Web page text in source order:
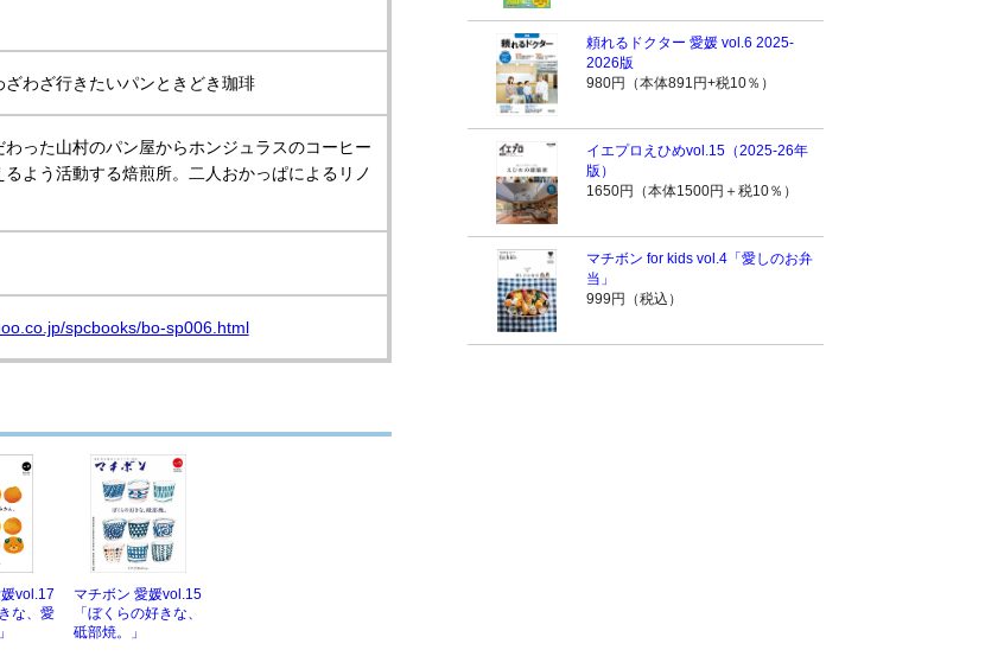
わざ行きたいパンときどき珈琲
った山村のパン屋からホンジュラスのコーヒー
よう活動する焙煎所。二人おかっぱによるリノ
spcbooks/bo-sp006.html
vol.17
な、愛
マチボン 愛媛vol.15
「ぼくらの好きな、
砥部焼。」
頼れるドクター 愛媛 vol.6 2025-
2026版
980円（本体891円+税10％）
イエプロえひめvol.15（2025-26年
版）
1650円（本体1500円＋税10％）
マチボン for kids vol.4「愛しのお弁
当」
999円（税込）